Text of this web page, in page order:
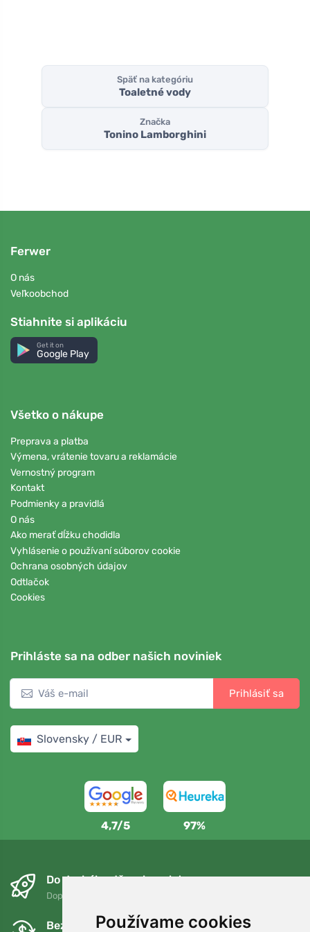
Používame cookies
Späť na kategóriu
Toaletné vody
Značka
Tonino Lamborghini
Ferwer
O nás
Veľkoobchod
Stiahnite si aplikáciu
Get it on
Google Play
Všetko o nákupe
Preprava a platba
Výmena, vrátenie tovaru a reklamácie
Vernostný program
Kontakt
Podmienky a pravidlá
O nás
Ako merať dĺžku chodidla
Vyhlásenie o používaní súborov cookie
Ochrana osobných údajov
Odtlačok
Cookies
Prihláste sa na odber našich noviniek
Prihlásiť sa
Slovensky / EUR
4,7/5 97%
Do druhého dňa a bezplatne
Doprava zadarmo pri objednávkach nad 75 EUR
Bezplatná výmena a vrátenie tovaru